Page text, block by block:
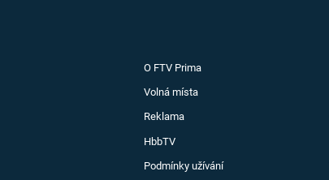
O FTV Prima
Volná místa
Reklama
HbbTV
Podmínky užívání